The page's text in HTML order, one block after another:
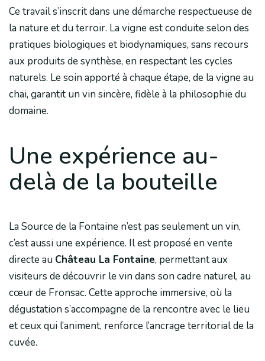
Ce travail s’inscrit dans une démarche respectueuse de
la nature et du terroir. La vigne est conduite selon des
pratiques biologiques et biodynamiques, sans recours
aux produits de synthèse, en respectant les cycles
naturels. Le soin apporté à chaque étape, de la vigne au
chai, garantit un vin sincère, fidèle à la philosophie du
domaine.
Une expérience au-
delà de la bouteille
La Source de la Fontaine n’est pas seulement un vin,
c’est aussi une expérience. Il est proposé en vente
directe au Château La Fontaine, permettant aux
visiteurs de découvrir le vin dans son cadre naturel, au
cœur de Fronsac. Cette approche immersive, où la
dégustation s’accompagne de la rencontre avec le lieu
et ceux qui l’animent, renforce l’ancrage territorial de la
cuvée.